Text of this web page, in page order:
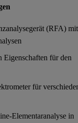
(RFA) mit
Eigenschaften für den
für
Elementaranalyse in